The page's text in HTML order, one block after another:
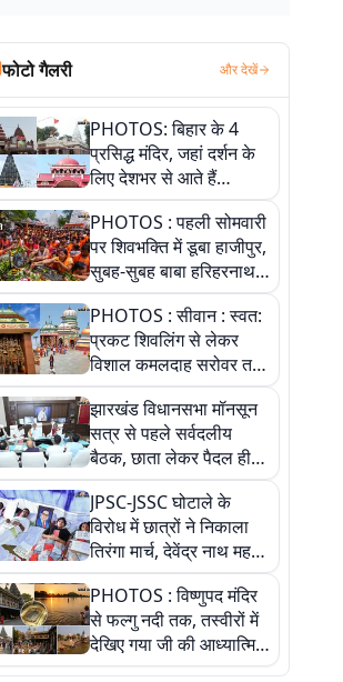
फोटो गैलरी और देखें
PHOTOS: बिहार के 4
प्रसिद्ध मंदिर, जहां दर्शन के
लिए देशभर से आते हैं
श्रद्धालु, जानिए इनकी
खासियत
PHOTOS : पहली सोमवारी
पर शिवभक्ति में डूबा हाजीपुर,
सुबह-सुबह बाबा हरिहरनाथ
मंदिर पहुंचे तेजस्वी, 10
तस्वीरों में देखें नजारा
PHOTOS : सीवान : स्वत:
प्रकट शिवलिंग से लेकर
विशाल कमलदाह सरोवर तक,
10 तस्वीरों में देखें ऐतिहासिक
महेंद्रनाथ मंदिर और घंटाघर
की गाथा
झारखंड विधानसभा मॉनसून
सत्र से पहले सर्वदलीय
बैठक, छाता लेकर पैदल ही
सत्ता पक्ष की मीटिंग में पहुंचे
सीएम, देखें तस्वीरें
JPSC-JSSC घोटाले के
विरोध में छात्रों ने निकाला
तिरंगा मार्च, देवेंद्र नाथ महतो
ने किया जल ग्रहण, देखें
तस्वीरें
PHOTOS : विष्णुपद मंदिर
से फल्गु नदी तक, तस्वीरों में
देखिए गया जी की आध्यात्मिक
पहचान